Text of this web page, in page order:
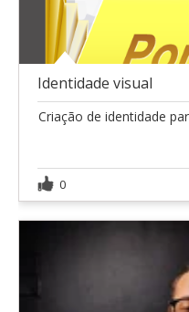
Identidade visual
Criação de identidade
0